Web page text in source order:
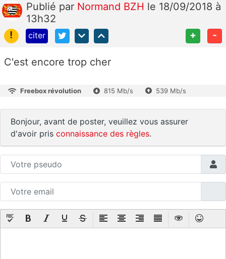
Publié par Normand BZH le 18/09/2018 à
13h32
!
citer + -
C'est encore trop cher
Freebox révolution 815 Mb/s 539 Mb/s
Bonjour, avant de poster, veuillez vous assurer
d'avoir pris connaissance des règles.